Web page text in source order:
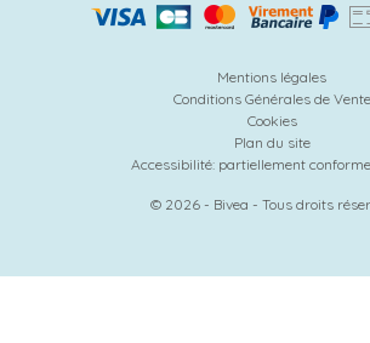
Mentions légales
Conditions Générales de Vente
Cookies
Plan du site
Accessibilité: partiellement
© 2026 - Bivea - Tous droits